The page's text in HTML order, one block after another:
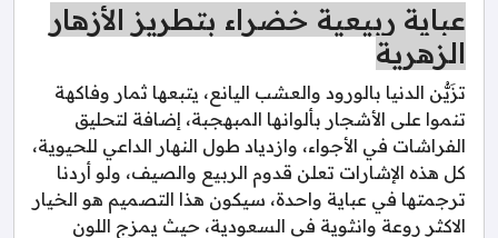
عباية ربيعية خضراء بتطريز الأزهار
الزهرية
تزَيُّن الدنيا بالورود والعشب اليانع، يتبعها ثمار وفاكهة
تنموا على الأشجار بألوانها المبهجبة، إضافة لتحليق
الفراشات في الأجواء، وازدياد طول النهار الداعي للحيوية،
كل هذه الإشارات تعلن قدوم الربيع والصيف، ولو أردنا
ترجمتها في عباية واحدة، سيكون هذا التصميم هو الخيار
الاكثر روعة وانثوية في السعودية، حيث يمزج اللون